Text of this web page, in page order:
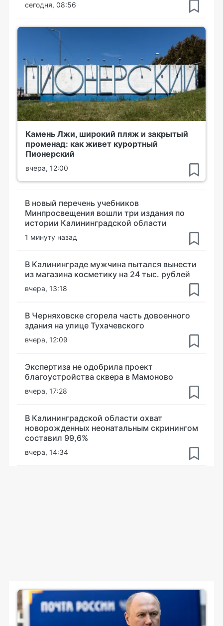
сегодня, 08:56
Камень Лжи, широкий пляж и закрытый
променад: как живет курортный
Пионерский
вчера, 12:00
В новый перечень учебников
Минпросвещения вошли три издания по
истории Калининградской области
1 минуту назад
В Калининграде мужчина пытался вынести
из магазина косметику на 24 тыс. рублей
вчера, 13:18
В Черняховске сгорела часть довоенного
здания на улице Тухачевского
вчера, 12:09
Экспертиза не одобрила проект
благоустройства сквера в Мамоново
вчера, 17:28
В Калининградской области охват
новорожденных неонатальным скринингом
составил 99,6%
вчера, 14:34